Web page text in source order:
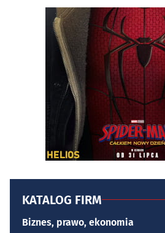
KATALOG FIRM
Biznes, prawo, ekonomia